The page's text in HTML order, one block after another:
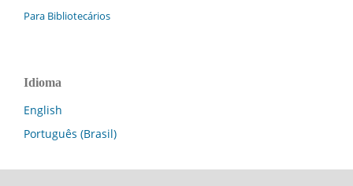
Para Bibliotecários
Idioma
English
Português (Brasil)